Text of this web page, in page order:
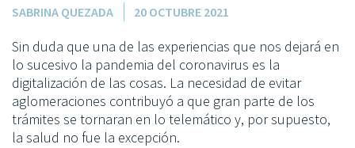
SABRINA QUEZADA 20 OCTUBRE 2021
Sin duda que una de las experiencias que nos dejará en
lo sucesivo la pandemia del coronavirus es la
digitalización de las cosas. La necesidad de evitar
aglomeraciones contribuyó a que gran parte de los
trámites se tornaran en lo telemático y, por supuesto,
la salud no fue la excepción.